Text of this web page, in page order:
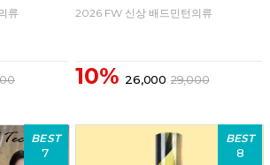
류 2026 FW 신상 배드민턴의류
10% 26,000 29,000
BEST
7
BEST
8